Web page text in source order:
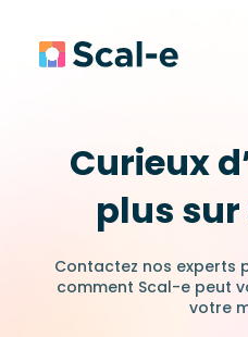
Curieux
plus
Contactez nos experts
comment Scal-e peut
votre